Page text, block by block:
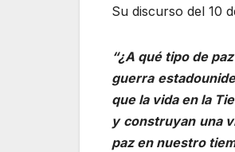
Su discurso del 10
“¿A qué tipo de
guerra
que la vida en la
y construyan una
paz en nuestro